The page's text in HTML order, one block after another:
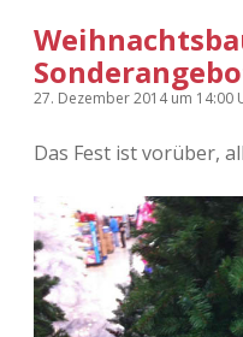
27. Dezember 2014um 14:00
Das Fest ist vorüber,